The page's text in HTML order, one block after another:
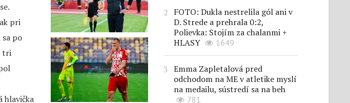
pri
po
tri
hlavička
FOTO: Dukla nestrelila gól ani v
D. Strede a prehrala 0:2,
Polievka: Stojím za chalanmi +
HLASY
1649
Emma Zapletalová pred
odchodom na ME v atletike myslí
na medailu, sústredí sa na beh
781